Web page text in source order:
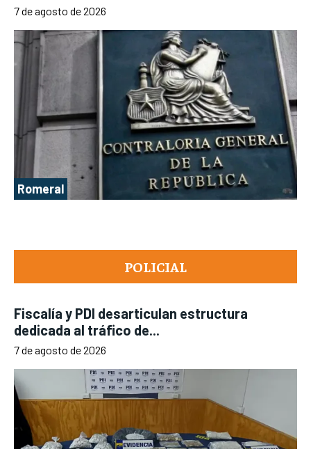
POLICIAL
Fiscalía y PDI desarticulan estructura
dedicada al tráfico de...
7 de agosto de 2026
7 de agosto de 2026
Romeral